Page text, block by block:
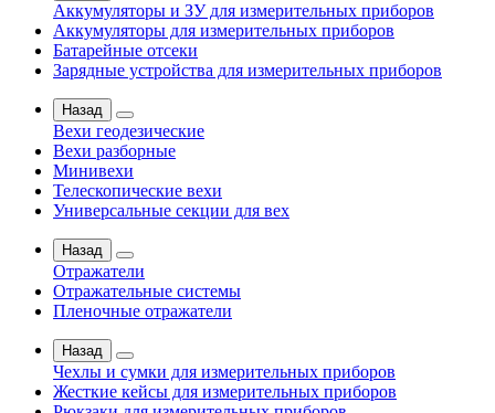
Аккумуляторы и ЗУ для измерительных приборов
Аккумуляторы для измерительных приборов
Батарейные отсеки
Зарядные устройства для измерительных приборов
Назад
Вехи геодезические
Вехи разборные
Минивехи
Телескопические вехи
Универсальные секции для вех
Назад
Отражатели
Отражательные системы
Пленочные отражатели
Назад
Чехлы и сумки для измерительных приборов
Жесткие кейсы для измерительных приборов